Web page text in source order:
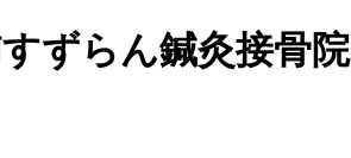
ずらん鍼灸接骨院